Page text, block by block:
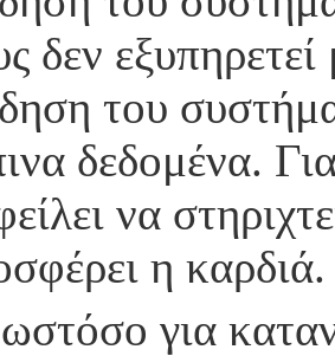
δεν
του
δεδομένα.
να
η
για